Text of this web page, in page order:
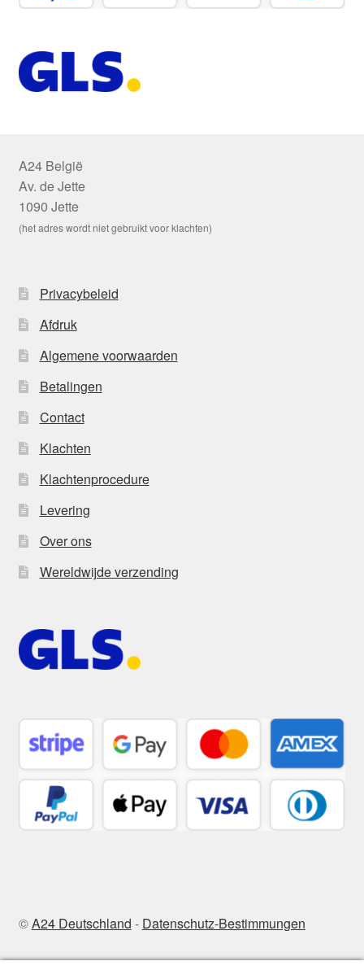
A24 België
Av. de Jette
1090 Jette
(het adres wordt niet gebruikt voor klachten)
Privacybeleid
Afdruk
Algemene voorwaarden
Betalingen
Contact
Klachten
Klachtenprocedure
Levering
Over ons
Wereldwijde verzending
©A24 Deutschland - Datenschutz-Bestimmungen